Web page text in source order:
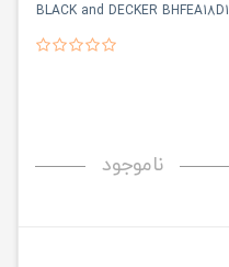
BLACK and DECKER BHFEA18D1
ناموجود